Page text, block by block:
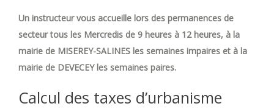
Un instructeur vous accueille lors des permanences de
secteur tous les Mercredis de 9 heures à 12 heures, à la
mairie de MISEREY-SALINES les semaines impaires et à la
mairie de DEVECEY les semaines paires.
Calcul des taxes d’urbanisme